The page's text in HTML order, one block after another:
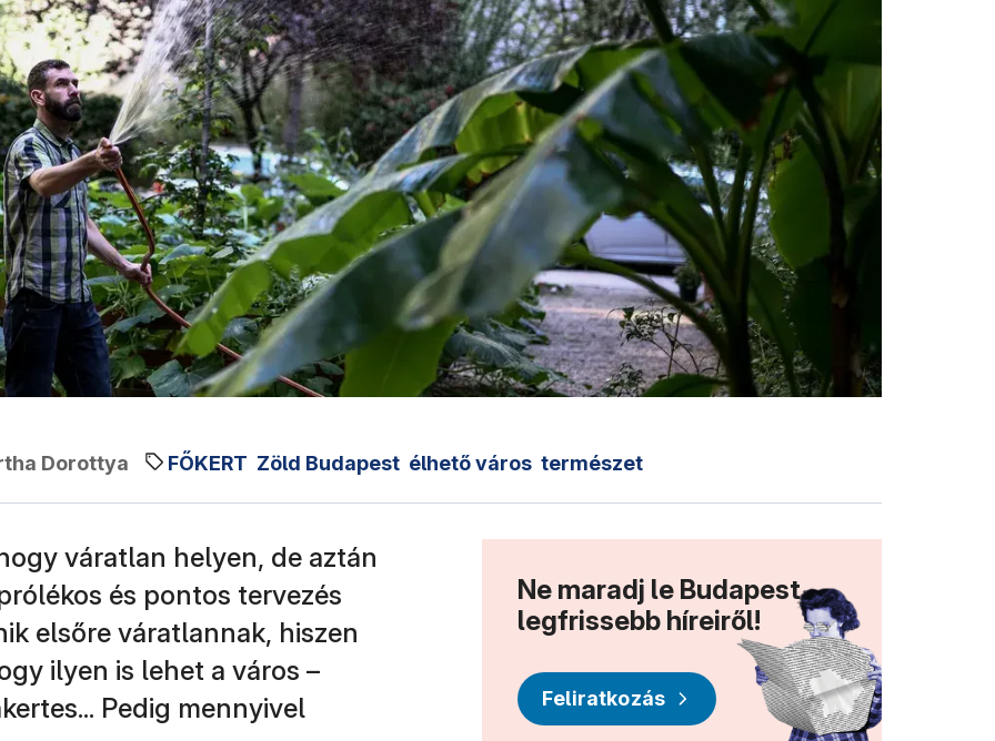
Dorottya FŐKERT Zöld Budapest élhető város természet
váratlan helyen, de aztán
és pontos tervezés
elsőre váratlannak, hiszen
ilyen is lehet a város –
Pedig mennyivel
Ne maradj le Budapest
legfrissebb híreiről!
Feliratkozás